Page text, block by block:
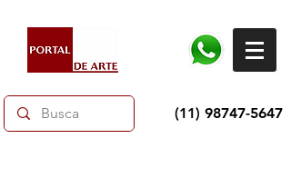
(11) 98747-5647